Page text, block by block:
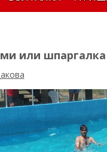
или